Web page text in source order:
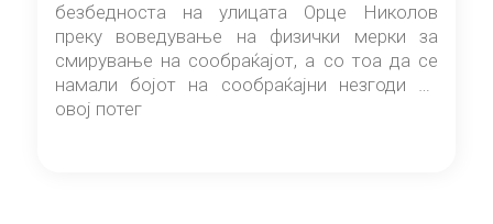
безбедноста на улицата Орце Николов
преку воведување на физички мерки за
смирување на сообраќајот, а со тоа да се
намали бојот на сообраќајни незгоди на
овој потег